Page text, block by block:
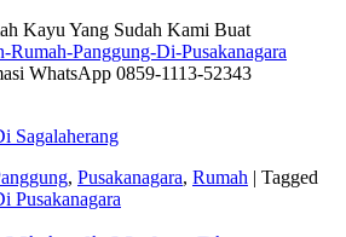
Kayu Yang Sudah Kami Buat
WhatsApp 0859-1113-52343
Sagalaherang
, Pusakanagara, Rumah | Tagged
Pusakanagara